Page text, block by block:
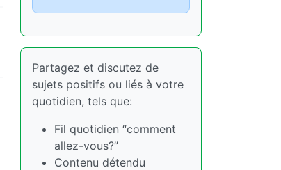
Partagez et discutez de
sujets positifs ou liés à votre
quotidien, tels que:
Fil quotidien “comment
allez-vous?”
Contenu détendu